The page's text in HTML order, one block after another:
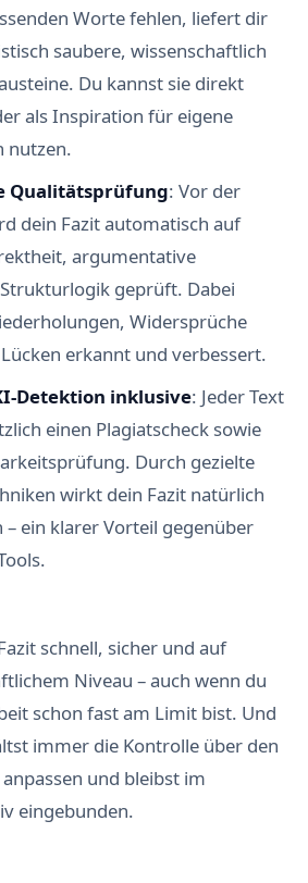
Worte fehlen, liefert dir
saubere, wissenschaftlich
Du kannst sie direkt
als Inspiration für eigene
nutzen.
Qualitätsprüfung: Vor der
dein Fazit automatisch auf
argumentative
geprüft. Dabei
Widersprüche
erkannt und verbessert.
Detektion inklusive: Jeder Text
einen Plagiatscheck sowie
Durch gezielte
wirkt dein Fazit natürlich
ein klarer Vorteil gegenüber
schnell, sicher und auf
Niveau – auch wenn du
schon fast am Limit bist. Und
immer die Kontrolle über den
und bleibst im
eingebunden.